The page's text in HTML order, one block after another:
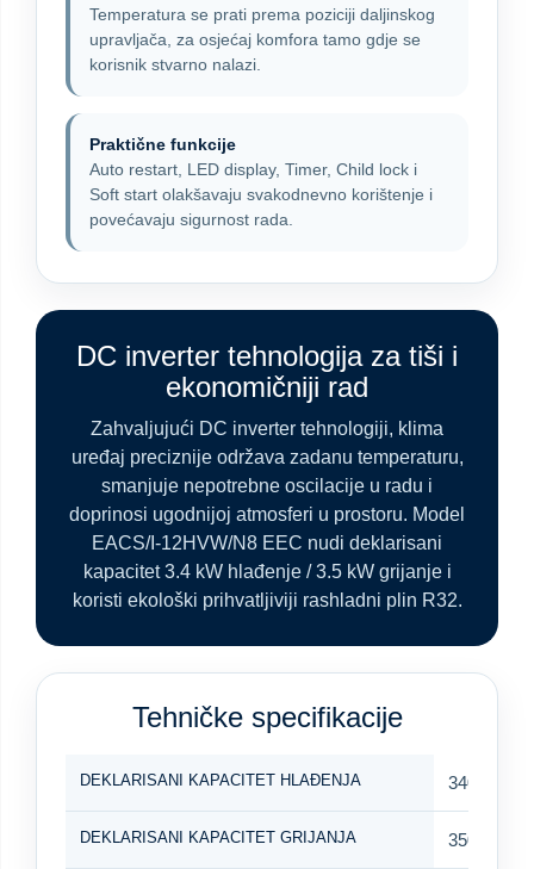
Temperatura se prati prema poziciji daljinskog
upravljača, za osjećaj komfora tamo gdje se
korisnik stvarno nalazi.
Praktične funkcije
Auto restart, LED display, Timer, Child lock i
Soft start olakšavaju svakodnevno korištenje i
povećavaju sigurnost rada.
DC inverter tehnologija za tiši i
ekonomičniji rad
Zahvaljujući DC inverter tehnologiji, klima
uređaj preciznije održava zadanu temperaturu,
smanjuje nepotrebne oscilacije u radu i
doprinosi ugodnijoj atmosferi u prostoru. Model
EACS/I-12HVW/N8 EEC nudi deklarisani
kapacitet 3.4 kW hlađenje / 3.5 kW grijanje i
koristi ekološki prihvatljiviji rashladni plin R32.
Tehničke specifikacije
DEKLARISANI KAPACITET HLAĐENJA 3400 W
DEKLARISANI KAPACITET GRIJANJA 3500 W